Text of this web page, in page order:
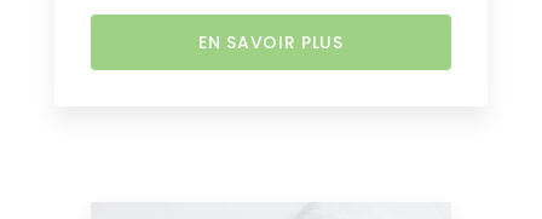
EN SAVOIR PLUS